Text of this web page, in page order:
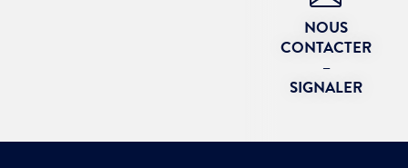
NOUS
CONTACTER
–
SIGNALER